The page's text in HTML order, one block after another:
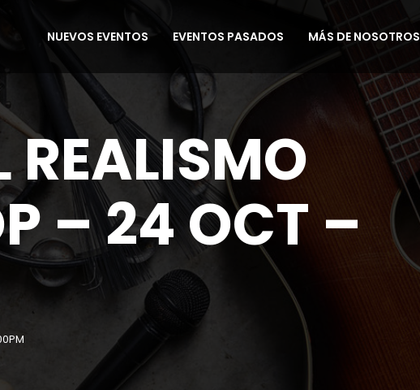
NUEVOS EVENTOS EVENTOS PASADOS MÁS DE NOSOTROS
– 24 OCT –